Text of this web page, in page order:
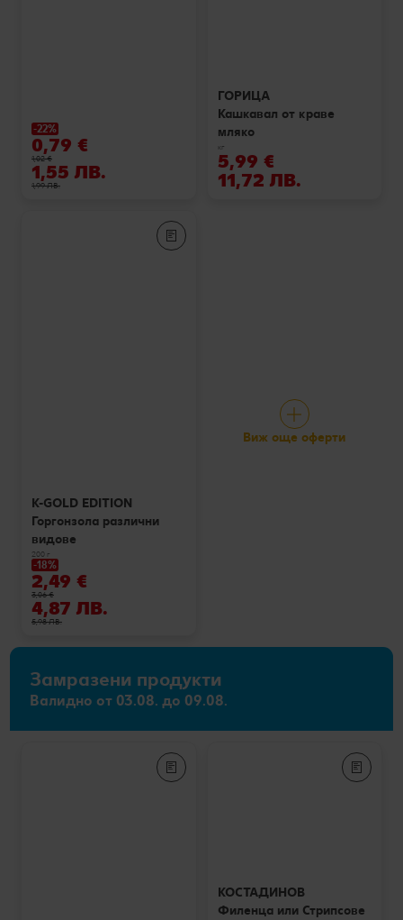
-22%
0,79 €
1,02 €
1,55 ЛВ.
1,99 ЛВ.
ГОРИЦА
Кашкавал от краве
мляко
кг
5,99 €
11,72 ЛВ.
K-GOLD EDITION
Горгонзола различни
видове
200 г
-18%
2,49 €
3,06 €
4,87 ЛВ.
5,98 ЛВ.
Виж още оферти
Замразени продукти
Валидно от 03.08. до 09.08.
КОСТАДИНОВ
Филенца или Стрипсове